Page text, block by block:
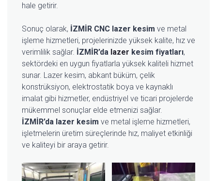
hale getirir.
Sonuç olarak, İZMİR CNC lazer kesim ve metal
işleme hizmetleri, projelerinizde yüksek kalite, hız ve
verimlilik sağlar. İZMİR’da lazer kesim fiyatları,
sektördeki en uygun fiyatlarla yüksek kaliteli hizmet
sunar. Lazer kesim, abkant büküm, çelik
konstrüksiyon, elektrostatik boya ve kaynaklı
imalat gibi hizmetler, endüstriyel ve ticari projelerde
mükemmel sonuçlar elde etmenizi sağlar.
İZMİR’da lazer kesim ve metal işleme hizmetleri,
işletmelerin üretim süreçlerinde hız, maliyet etkinliği
ve kaliteyi bir araya getirir.